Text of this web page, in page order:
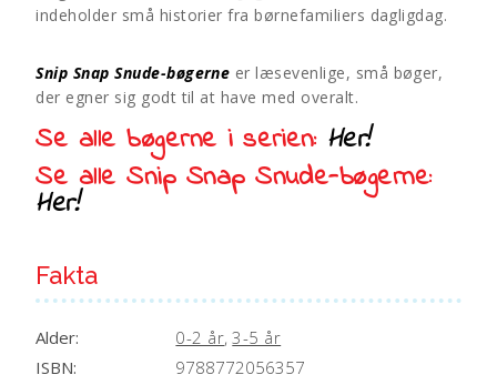
indeholder små historier fra børnefamiliers dagligdag.
Snip Snap Snude-bøgerne er læsevenlige, små bøger,
der egner sig godt til at have med overalt.
Se alle bøgerne i serien: Her!
Se alle Snip Snap Snude-bøgerne:
Her!
Fakta
Alder: 0-2 år,3-5 år
ISBN:
9788772056357